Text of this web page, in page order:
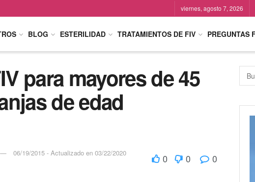
viernes, agosto 7, 2026
BLOG ESTERILIDAD TRATAMIENTOS DE FIV PREGUNTAS
para mayores de 45
de edad
06/19/2015 - Actualizado en 03/22/2020
0 0 0